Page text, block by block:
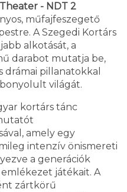
- NDT 2
műfajfeszegető
A Szegedi Kortárs
alkotását, a
darabot mutatja be,
drámai pillanatokkal
világát.
kortárs tánc
amely egy
intenzív önismereti
a generációk
játékait. A
zártkörű